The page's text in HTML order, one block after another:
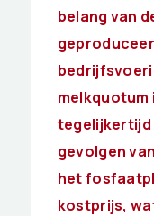
belang van
tegelijkertijd
gevolgen
het
kostprijs,